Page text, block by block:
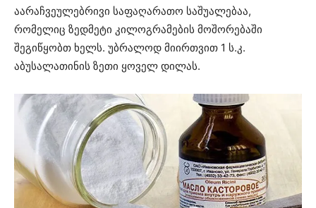
აარაჩვეულებრივი საფაღარათო საშუალებაა,
რომელიც ზედმეტი კილოგრამების მოშორებაში
შეგიწყობთ ხელს. უბრალოდ მიირთვით 1 ს.კ.
აბუსალათინის ზეთი ყოველ დილას.